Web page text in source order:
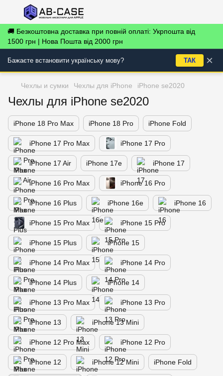
🚚 Безкоштовна доставка при повній оплаті: Укрпошта від
1500 грн | Нова Пошта від 2000 грн
Бажаєте встановити українську мову? ТАК ×
Чехлы и сумки Чехлы для iPhone iPhone se2020
Чехлы для iPhone se2020
iPhone 18 Pro Max iPhone 18 Pro iPhone Fold
iPhone 17 Pro Max iPhone 17 Pro
iPhone 17 Air iPhone 17е iPhone 17
iPhone 16 Pro Max iPhone 16 Pro
iPhone 16 Plus iPhone 16e iPhone 16
iPhone 15 Pro Max iPhone 15 Pro
iPhone 15 Plus iPhone 15
iPhone 14 Pro Max iPhone 14 Pro
iPhone 14 Plus iPhone 14
iPhone 13 Pro Max iPhone 13 Pro
iPhone 13 iPhone 13 Mini
iPhone 12 Pro Max iPhone 12 Pro
iPhone 12 iPhone 12 Mini iPhone Fold